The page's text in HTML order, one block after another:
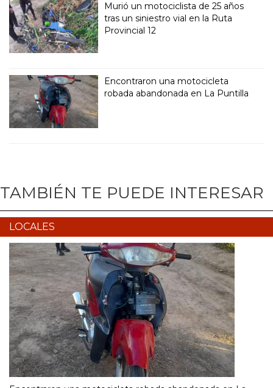
Murió un motociclista de 25 años
tras un siniestro vial en la Ruta
Provincial 12
Encontraron una motocicleta
robada abandonada en La Puntilla
TAMBIÉN TE PUEDE INTERESAR
LOCALES